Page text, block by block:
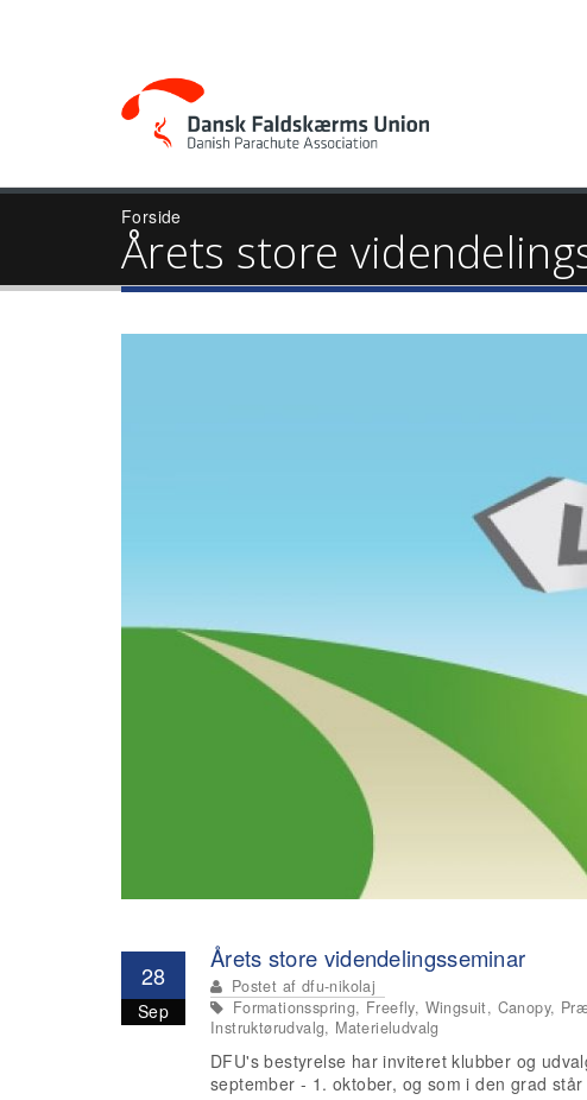
Forside
Årets store
28
Sep
Årets store videndelingsseminar
Postet af dfu-nikolaj
Formationsspring, Freefly, Wingsuit, Canopy,
Instruktørudvalg, Materieludvalg
DFU's bestyrelse har inviteret klubber og
september - 1. oktober, og som i den grad